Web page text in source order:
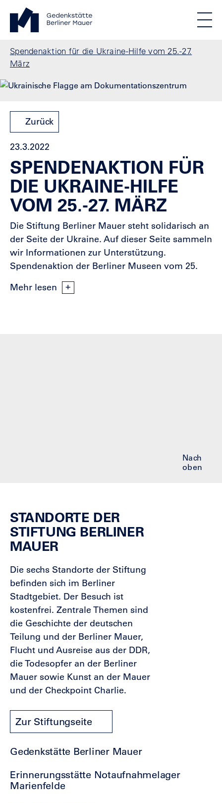
Direkt zum Inhalt
Standortmenu
Show locations
STIFTUNG BERLINER MAUER
Alle Standorte
Gedenkstätte Berliner Mauer Startseite
Pfadnavigation
Spendenaktion für die Ukraine-Hilfe vom 25.-27.
März
Zurück
23.3.2022
SPENDENAKTION FÜR
DIE UKRAINE-HILFE
VOM 25.-27. MÄRZ
Die Stiftung Berliner Mauer steht solidarisch an
der Seite der Ukraine. Auf dieser Seite sammeln
wir Informationen zur Unterstützung.
Spendenaktion der Berliner Museen vom 25.
Mehr lesen
Nach
oben
STANDORTE DER
STIFTUNG BERLINER
MAUER
Die sechs Standorte der Stiftung
befinden sich im Berliner
Stadtgebiet. Der Besuch ist
kostenfrei. Zentrale Themen sind
die Geschichte der deutschen
Teilung und der Berliner Mauer,
Flucht und Ausreise aus der DDR,
die Todesopfer an der Berliner
Mauer sowie Kunst an der Mauer
und der Checkpoint Charlie.
Zur Stiftungseite
Gedenkstätte Berliner Mauer
Erinnerungsstätte Notaufnahmelager
Marienfelde